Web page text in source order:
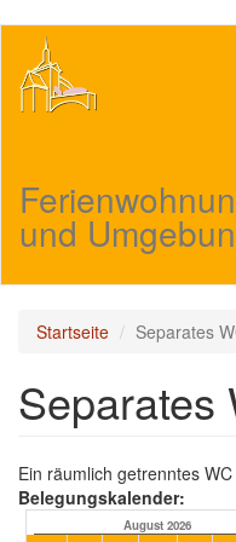
Inhalt
und
Startseite Separates
Separates
Ein räumlich getrenntes
Belegungskalender:
August 2026